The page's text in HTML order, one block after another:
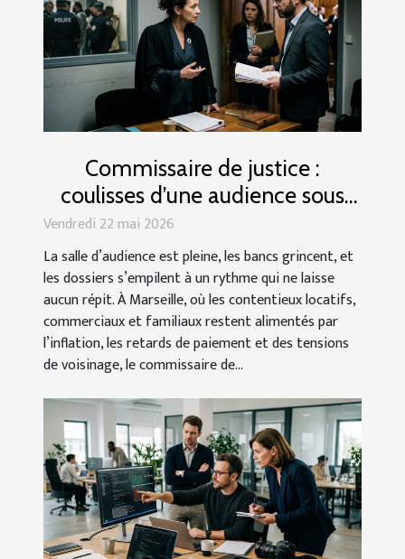
Commissaire de justice :
coulisses d’une audience sous
haute tension à Marseille
Vendredi 22 mai 2026
La salle d’audience est pleine, les bancs grincent, et
les dossiers s’empilent à un rythme qui ne laisse
aucun répit. À Marseille, où les contentieux locatifs,
commerciaux et familiaux restent alimentés par
l’inflation, les retards de paiement et des tensions
de voisinage, le commissaire de...